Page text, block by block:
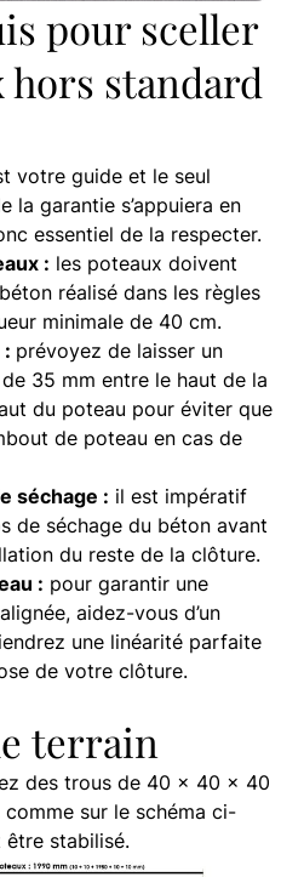
pour sceller
hors standard
votre guide et le seul
la garantie s’appuiera en
essentiel de la respecter.
: les poteaux doivent
réalisé dans les règles
minimale de 40 cm.
: prévoyez de laisser un
35 mm entre le haut de la
du poteau pour éviter que
de poteau en cas de
séchage : il est impératif
de séchage du béton avant
du reste de la clôture.
: pour garantir une
aidez-vous d’un
une linéarité parfaite
de votre clôture.
terrain
des trous de 40 x 40 x 40
comme sur le schéma ci-
être stabilisé.